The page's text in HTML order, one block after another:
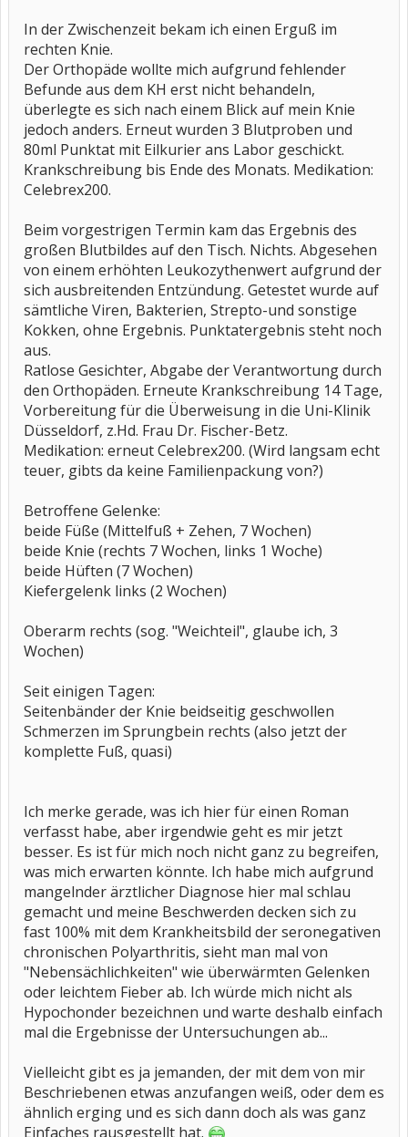
In der Zwischenzeit bekam ich einen Erguß im
rechten Knie.
Der Orthopäde wollte mich aufgrund fehlender
Befunde aus dem KH erst nicht behandeln,
überlegte es sich nach einem Blick auf mein Knie
jedoch anders. Erneut wurden 3 Blutproben und
80ml Punktat mit Eilkurier ans Labor geschickt.
Krankschreibung bis Ende des Monats. Medikation:
Celebrex200.
Beim vorgestrigen Termin kam das Ergebnis des
großen Blutbildes auf den Tisch. Nichts. Abgesehen
von einem erhöhten Leukozythenwert aufgrund der
sich ausbreitenden Entzündung. Getestet wurde auf
sämtliche Viren, Bakterien, Strepto-und sonstige
Kokken, ohne Ergebnis. Punktatergebnis steht noch
aus.
Ratlose Gesichter, Abgabe der Verantwortung durch
den Orthopäden. Erneute Krankschreibung 14 Tage,
Vorbereitung für die Überweisung in die Uni-Klinik
Düsseldorf, z.Hd. Frau Dr. Fischer-Betz.
Medikation: erneut Celebrex200. (Wird langsam echt
teuer, gibts da keine Familienpackung von?)
Betroffene Gelenke:
beide Füße (Mittelfuß + Zehen, 7 Wochen)
beide Knie (rechts 7 Wochen, links 1 Woche)
beide Hüften (7 Wochen)
Kiefergelenk links (2 Wochen)
Oberarm rechts (sog. "Weichteil", glaube ich, 3
Wochen)
Seit einigen Tagen:
Seitenbänder der Knie beidseitig geschwollen
Schmerzen im Sprungbein rechts (also jetzt der
komplette Fuß, quasi)
Ich merke gerade, was ich hier für einen Roman
verfasst habe, aber irgendwie geht es mir jetzt
besser. Es ist für mich noch nicht ganz zu begreifen,
was mich erwarten könnte. Ich habe mich aufgrund
mangelnder ärztlicher Diagnose hier mal schlau
gemacht und meine Beschwerden decken sich zu
fast 100% mit dem Krankheitsbild der seronegativen
chronischen Polyarthritis, sieht man mal von
"Nebensächlichkeiten" wie überwärmten Gelenken
oder leichtem Fieber ab. Ich würde mich nicht als
Hypochonder bezeichnen und warte deshalb einfach
mal die Ergebnisse der Untersuchungen ab...
Vielleicht gibt es ja jemanden, der mit dem von mir
Beschriebenen etwas anzufangen weiß, oder dem es
ähnlich erging und es sich dann doch als was ganz
Einfaches rausgestellt hat.